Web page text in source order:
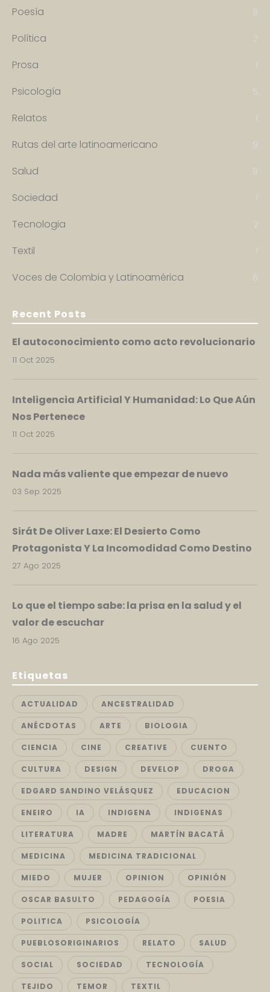
Poesía 9
Política 2
Prosa 1
Psicología 5
Relatos 1
Rutas del arte latinoamericano 9
Salud 9
Sociedad 1
Tecnologia 2
Textil 1
Voces de Colombia y Latinoamérica 6
Recent Posts
El autoconocimiento como acto revolucionario
11 Oct 2025
Inteligencia Artificial Y Humanidad: Lo Que Aún
Nos Pertenece
11 Oct 2025
Nada más valiente que empezar de nuevo
03 Sep 2025
Sirát De Oliver Laxe: El Desierto Como
Protagonista Y La Incomodidad Como Destino
27 Ago 2025
Lo que el tiempo sabe: la prisa en la salud y el
valor de escuchar
16 Ago 2025
Etiquetas
ACTUALIDAD ANCESTRALIDAD
ANÉCDOTAS ARTE BIOLOGIA
CIENCIA CINE CREATIVE CUENTO
CULTURA DESIGN DEVELOP DROGA
EDGARD SANDINO VELÁSQUEZ EDUCACION
ENEIRO IA INDIGENA INDIGENAS
LITERATURA MADRE MARTÍN BACATÁ
MEDICINA MEDICINA TRADICIONAL
MIEDO MUJER OPINION OPINIÓN
OSCAR BASULTO PEDAGOGÍA POESIA
POLITICA PSICOLOGÍA
PUEBLOSORIGINARIOS RELATO SALUD
SOCIAL SOCIEDAD TECNOLOGÍA
TEJIDO TEMOR TEXTIL